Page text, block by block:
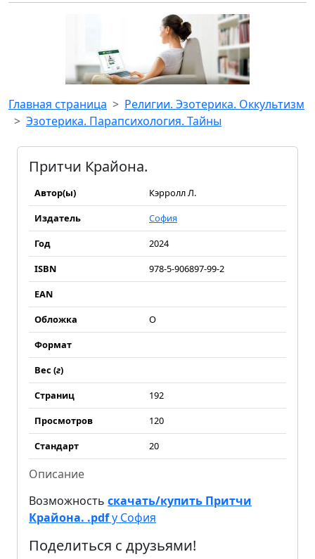
Главная страница
Религии. Эзотерика. Оккультизм
Эзотерика. Парапсихология. Тайны
Притчи Крайона.
Автор(ы)
Кэрролл Л.
Издатель
София
Год
2024
ISBN
978-5-906897-99-2
EAN
Обложка
О
Формат
Вес (г)
Страниц
192
Просмотров
120
Стандарт
20
Описание
Возможность скачать/купить Притчи
Крайона. .pdfу София
Поделиться с друзьями!